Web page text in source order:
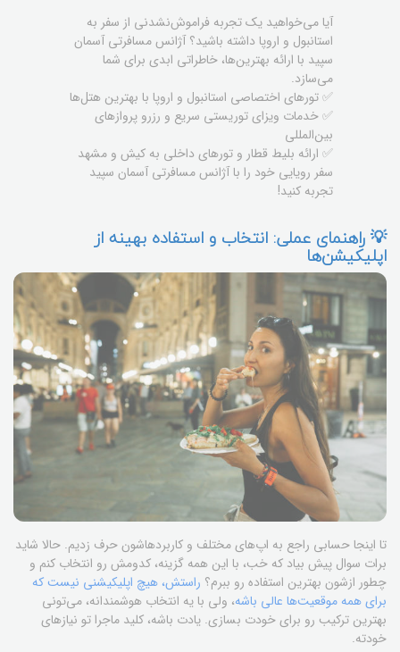
آیا می‌خواهید یک تجربه فراموش‌نشدنی از سفر به
استانبول و اروپا داشته باشید؟ آژانس مسافرتی آسمان
سپید با ارائه بهترین‌ها، خاطراتی ابدی برای شما
می‌سازد.
✅ تورهای اختصاصی استانبول و اروپا با بهترین هتل‌ها
✅ خدمات ویزای توریستی سریع و رزرو پروازهای
بین‌المللی
✅ ارائه بلیط قطار و تورهای داخلی به کیش و مشهد
سفر رویایی خود را با آژانس مسافرتی آسمان سپید
تجربه کنید!
💡 راهنمای عملی: انتخاب و استفاده بهینه از
اپلیکیشن‌ها
تا اینجا حسابی راجع به اپ‌های مختلف و کاربردهاشون حرف زدیم. حالا شاید
برات سوال پیش بیاد که خب، با این همه گزینه، کدومش رو انتخاب کنم و
چطور ازشون بهترین استفاده رو ببرم؟ راستش، هیچ اپلیکیشنی نیست که
برای همه موقعیت‌ها عالی باشه، ولی با یه انتخاب هوشمندانه، می‌تونی
بهترین ترکیب رو برای خودت بسازی. یادت باشه، کلید ماجرا تو نیازهای
خودته.